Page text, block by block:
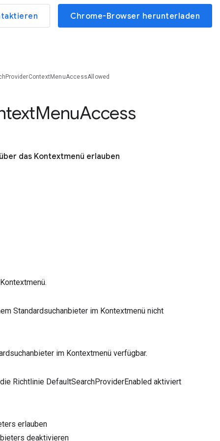
Chrome-Browser herunterladen
MenuAccess
das Kontextmenü erlauben
Standardsuchanbieter im Kontextmenü nicht
im Kontextmenü verfügbar.
Richtlinie DefaultSearchProviderEnabled aktiviert
erlauben
deaktivieren